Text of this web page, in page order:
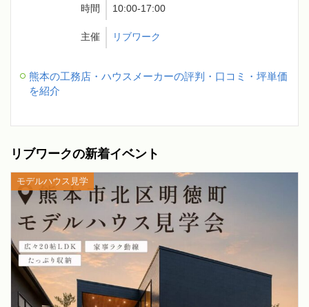
時間 10:00-17:00
主催 リブワーク
熊本の工務店・ハウスメーカーの評判・口コミ・坪単価
を紹介
リブワークの新着イベント
モデルハウス見学